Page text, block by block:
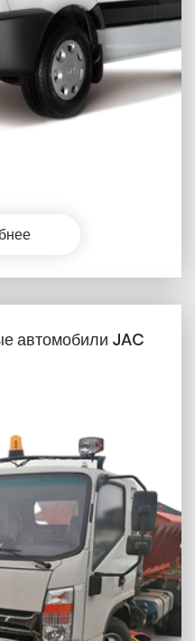
автомобили JAC